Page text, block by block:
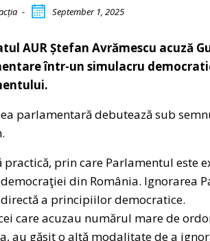
- September 1, 2025
AUR Ștefan Avrămescu acuză
într-un simulacru
parlamentară debutează sub
practică, prin care Parlamentul este
din România. Ignorarea
a principiilor democratice.
care acuzau numărul mare de
au găsit o altă modalitate de a